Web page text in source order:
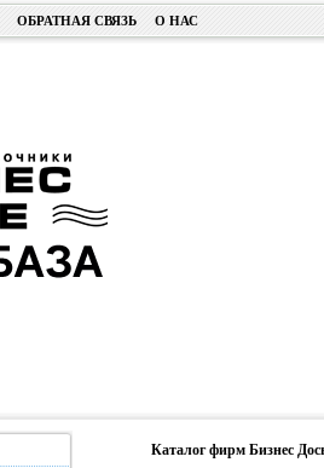
ОБРАТНАЯ СВЯЗЬ О НАС
Каталог фирм Бизнес